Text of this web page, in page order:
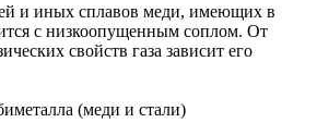
и иных сплавов меди, имеющих в
с низкоопущенным соплом. От
свойств газа зависит его
(меди и стали)